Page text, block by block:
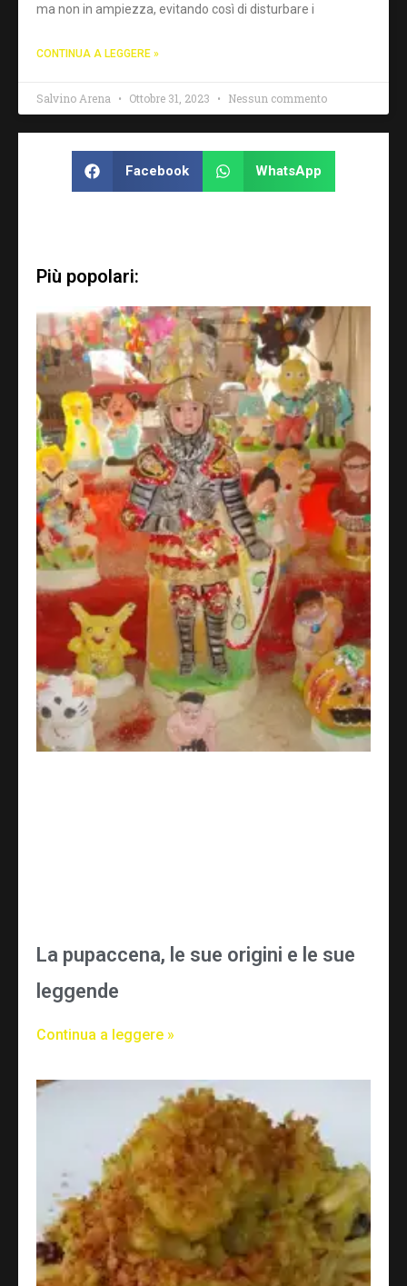
ma non in ampiezza, evitando così di disturbare i
CONTINUA A LEGGERE »
Salvino Arena Ottobre 31, 2023 Nessun commento
Facebook WhatsApp
Più popolari:
La pupaccena, le sue origini e le sue
leggende
Continua a leggere »